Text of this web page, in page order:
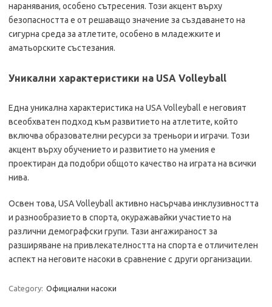
наранявания, особено сътресения. Този акцент върху
безопасността е от решаващо значение за създаването на
сигурна среда за атлетите, особено в младежките и
аматьорските състезания.
Уникални характеристики на USA Volleyball
Една уникална характеристика на USA Volleyball е неговият
всеобхватен подход към развитието на атлетите, който
включва образователни ресурси за треньори и играчи. Този
акцент върху обучението и развитието на умения е
проектиран да подобри общото качество на играта на всички
нива.
Освен това, USA Volleyball активно насърчава инклузивността
и разнообразието в спорта, окуражавайки участието на
различни демографски групи. Тази ангажираност за
разширяване на привлекателността на спорта е отличителен
аспект на неговите насоки в сравнение с други организации.
Category: Официални насоки